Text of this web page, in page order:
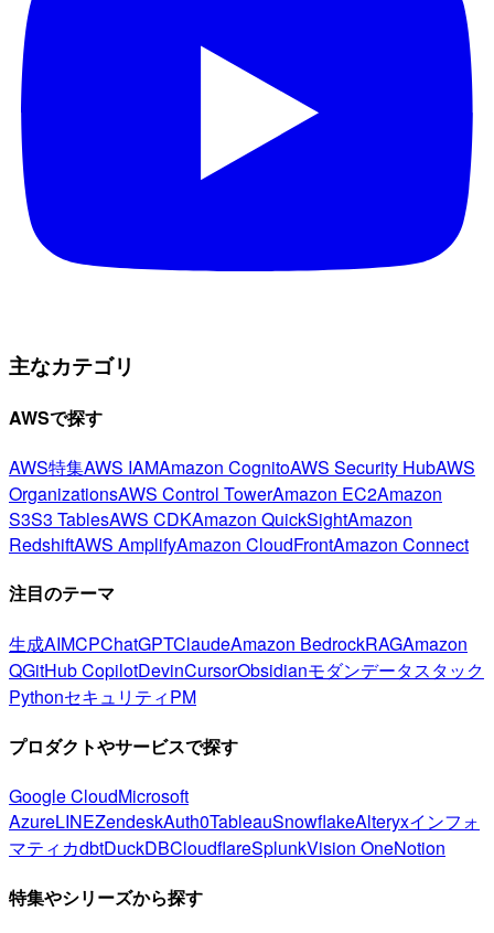
主なカテゴリ
AWSで探す
AWS特集AWS IAMAmazon CognitoAWS Security HubAWS
OrganizationsAWS Control TowerAmazon EC2Amazon
S3S3 TablesAWS CDKAmazon QuickSightAmazon
RedshiftAWS AmplifyAmazon CloudFrontAmazon Connect
注目のテーマ
生成AIMCPChatGPTClaudeAmazon BedrockRAGAmazon
QGitHub CopilotDevinCursorObsidianモダンデータスタック
PythonセキュリティPM
プロダクトやサービスで探す
Google CloudMicrosoft
AzureLINEZendeskAuth0TableauSnowflakeAlteryxインフォ
マティカdbtDuckDBCloudflareSplunkVision OneNotion
特集やシリーズから探す